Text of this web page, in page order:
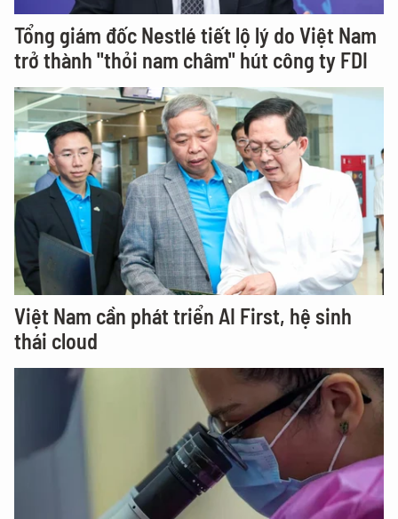
Tổng giám đốc Nestlé tiết lộ lý do Việt Nam
trở thành "thỏi nam châm" hút công ty FDI
Việt Nam cần phát triển AI First, hệ sinh
thái cloud